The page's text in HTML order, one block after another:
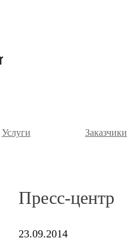
Услуги Заказчики
Пресс-центр
23.09.2014